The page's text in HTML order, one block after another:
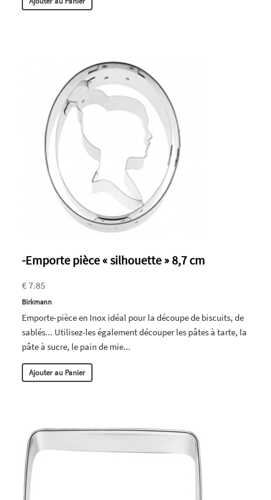
-Emporte pièce « silhouette » 8,7 cm
€ 7.85
Birkmann
Emporte-pièce en Inox idéal pour la découpe de biscuits, de
sablés... Utilisez-les également découper les pâtes à tarte, la
pâte à sucre, le pain de mie...
Ajouter au Panier